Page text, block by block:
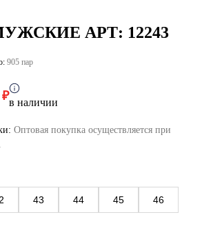
АРТ: 12243
905 пар
₽в наличии
Оптовая покупка осуществляется при
43 44 45 46